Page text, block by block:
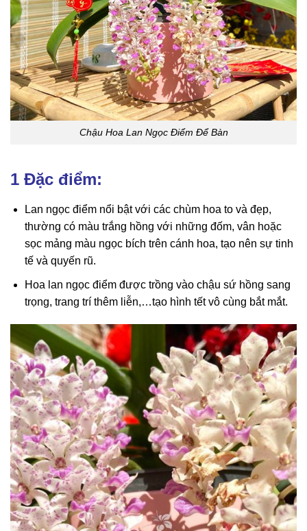
Chậu Hoa Lan Ngọc Điểm Để Bàn
1 Đặc điểm:
Lan ngọc điểm nổi bật với các chùm hoa to và đẹp,
thường có màu trắng hồng với những đốm, vân hoặc
sọc mảng màu ngọc bích trên cánh hoa, tạo nên sự tinh
tế và quyến rũ.
Hoa lan ngọc điểm được trồng vào chậu sứ hồng sang
trọng, trang trí thêm liễn,…tạo hình tết vô cùng bắt mắt.